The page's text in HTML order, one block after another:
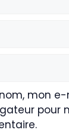
mon
pour